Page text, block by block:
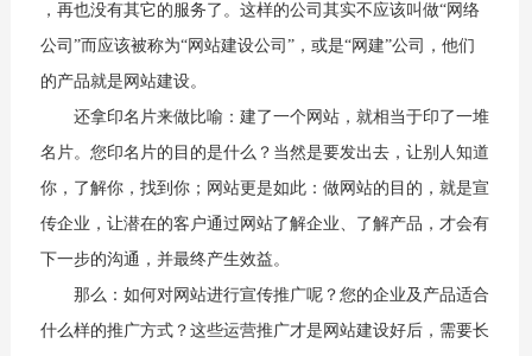
，再也没有其它的服务了。这样的公司其实不应该叫做“网络
公司”而应该被称为“网站建设公司”，或是“网建”公司，他们
的产品就是网站建设。
还拿印名片来做比喻：建了一个网站，就相当于印了一堆
名片。您印名片的目的是什么？当然是要发出去，让别人知道
你，了解你，找到你；网站更是如此：做网站的目的，就是宣
传企业，让潜在的客户通过网站了解企业、了解产品，才会有
下一步的沟通，并最终产生效益。
那么：如何对网站进行宣传推广呢？您的企业及产品适合
什么样的推广方式？这些运营推广才是网站建设好后，需要长